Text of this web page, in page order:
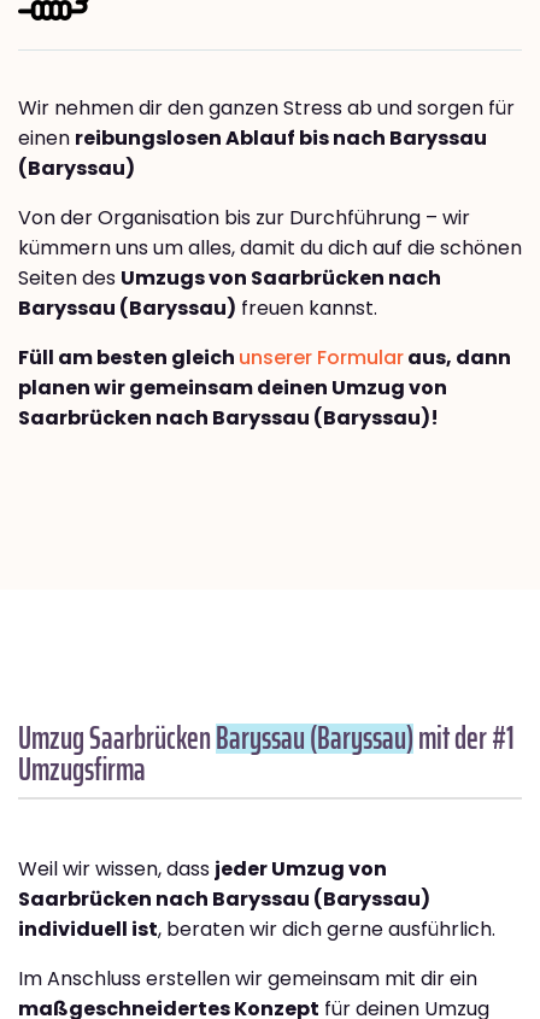
Wir nehmen dir den ganzen Stress ab und sorgen für
einen reibungslosen Ablauf bis nach Baryssau
(Baryssau)
Von der Organisation bis zur Durchführung – wir
kümmern uns um alles, damit du dich auf die schönen
Seiten des Umzugs von Saarbrücken nach
Baryssau (Baryssau) freuen kannst.
Füll am besten gleich unserer Formularaus, dann
planen wir gemeinsam deinen Umzug von
Saarbrücken nach Baryssau (Baryssau)!
Umzug SaarbrückenBaryssau (Baryssau)mit der #1
Umzugsfirma
Weil wir wissen, dass jeder Umzug von
Saarbrücken nach Baryssau (Baryssau)
individuell ist, beraten wir dich gerne ausführlich.
Im Anschluss erstellen wir gemeinsam mit dir ein
maßgeschneidertes Konzept für deinen Umzug